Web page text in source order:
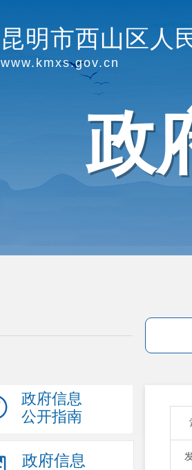
昆明市西山区人
www.kmxs.gov.cn
政
政府信息
公开指南
政府信息